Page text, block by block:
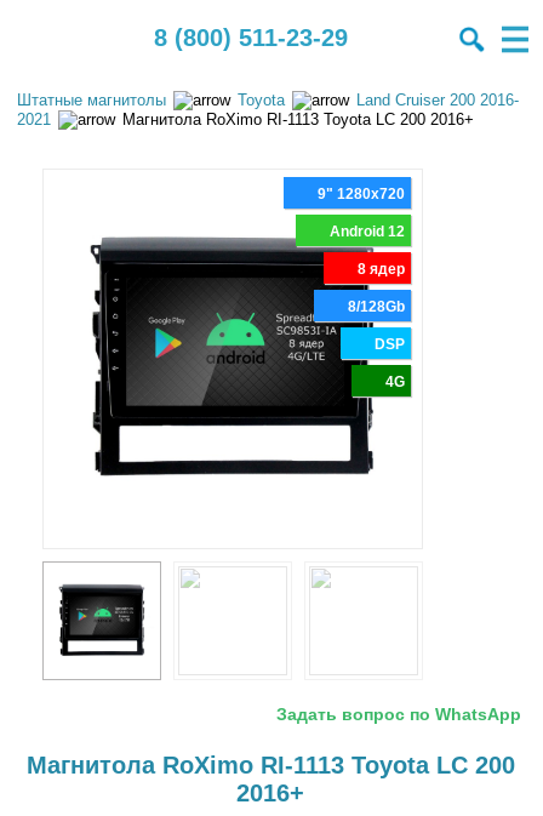
8 (800) 511-23-29
Штатные магнитолы Toyota
Land Cruiser 200 2016-
2021
Магнитола RoXimo RI-1113 Toyota LC 200 2016+
9" 1280x720
Android 12
8 ядер
8/128Gb
DSP
4G
Задать вопрос по WhatsApp
Магнитола RoXimo RI-1113 Toyota LC 200
2016+